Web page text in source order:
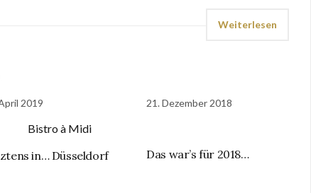
Weiterlesen
2019
in… Düsseldorf
21. Dezember 2018
Das war’s für 2018…